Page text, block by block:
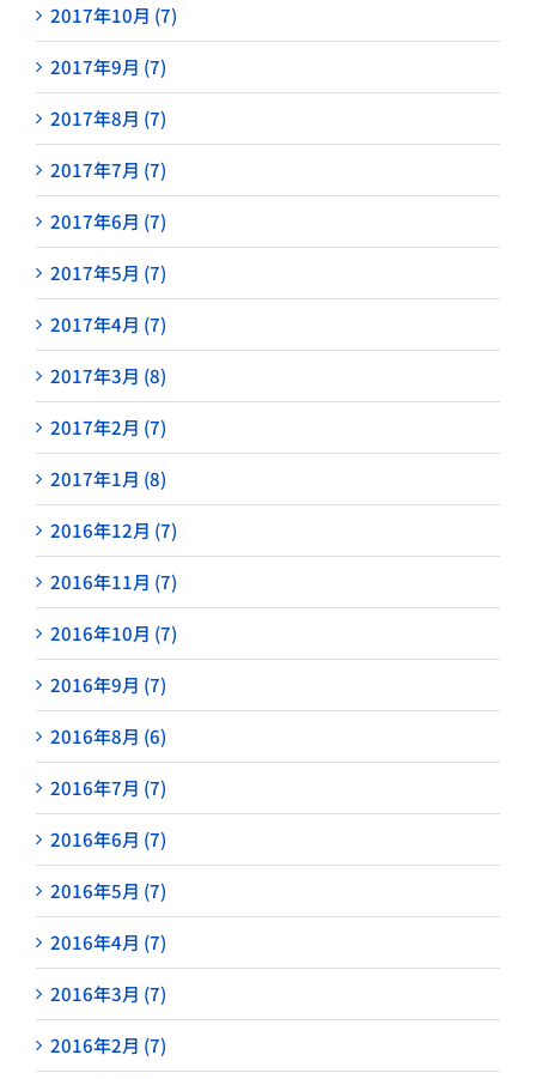
2017年10月 (7)
2017年9月 (7)
2017年8月 (7)
2017年7月 (7)
2017年6月 (7)
2017年5月 (7)
2017年4月 (7)
2017年3月 (8)
2017年2月 (7)
2017年1月 (8)
2016年12月 (7)
2016年11月 (7)
2016年10月 (7)
2016年9月 (7)
2016年8月 (6)
2016年7月 (7)
2016年6月 (7)
2016年5月 (7)
2016年4月 (7)
2016年3月 (7)
2016年2月 (7)